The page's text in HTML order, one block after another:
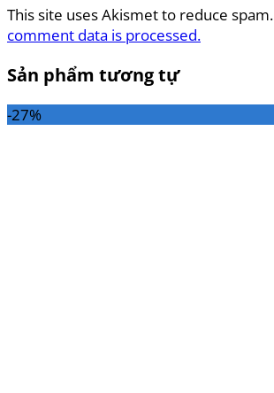
This site uses Akismet to reduce spam.
comment data is processed.
Sản phẩm tương tự
-27%